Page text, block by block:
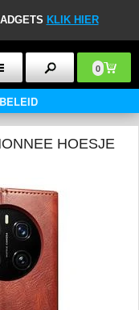
KLIK HIER
0
HOESJE